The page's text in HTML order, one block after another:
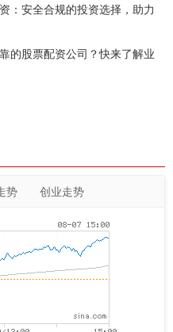
：安全合规的投资选择，助力
的股票配资公司？快来了解业
势 创业走势